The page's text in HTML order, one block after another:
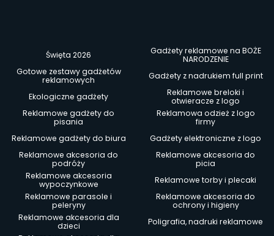
Święta 2026
Gadżety reklamowe na BOŻE
NARODZENIE
Gotowe zestawy gadżetów
reklamowych
Gadżety z nadrukiem full print
Ekologiczne gadżety
Reklamowe breloki i
otwieracze z logo
Reklamowe gadżety do
pisania
Reklamowa odzież z logo
firmy
Reklamowe gadżety do biura
Gadżety elektroniczne z logo
Reklamowe akcesoria do
podróży
Reklamowe akcesoria do
picia
Reklamowe akcesoria
wypoczynkowe
Reklamowe torby i plecaki
Reklamowe parasole i
peleryny
Reklamowe akcesoria do
ochrony i higieny
Reklamowe akcesoria dla
dzieci
Poligrafia, nadruki reklamowe